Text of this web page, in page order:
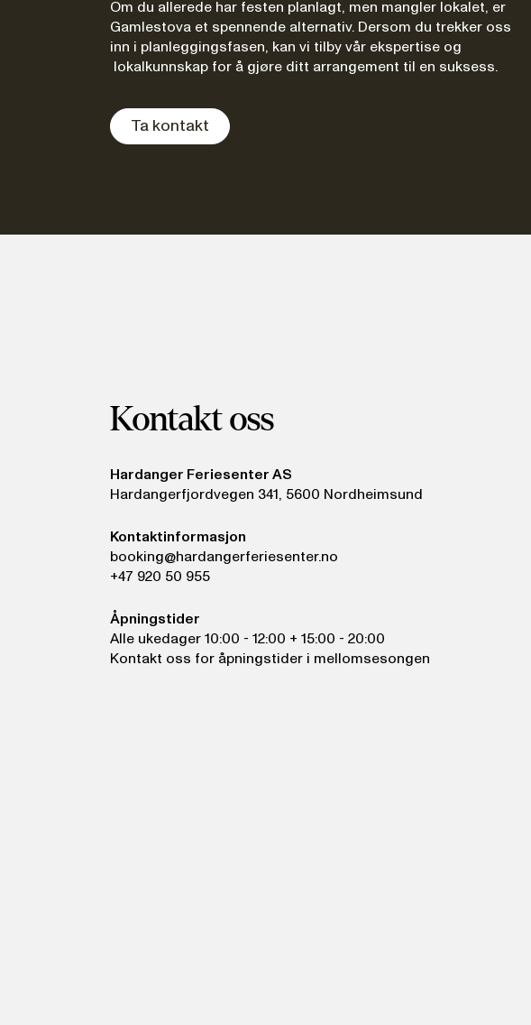
Om du allerede har festen planlagt, men mangler lokalet, er
Gamlestova et spennende alternativ. Dersom du trekker oss
inn i planleggingsfasen, kan vi tilby vår ekspertise og
lokalkunnskap for å gjøre ditt arrangement til en suksess.
Ta kontakt
Kontakt oss
Hardanger Feriesenter AS
Hardangerfjordvegen 341, 5600 Nordheimsund
Kontaktinformasjon
booking@hardangerferiesenter.no
+47 920 50 955
Åpningstider
Alle ukedager 10:00 - 12:00 + 15:00 - 20:00
Kontakt oss for åpningstider i mellomsesongen